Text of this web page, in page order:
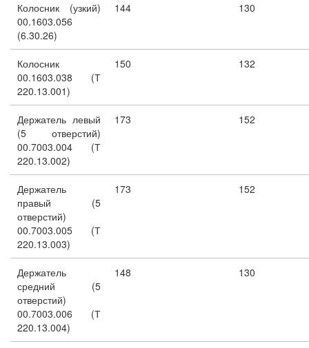
Колосник (узкий)
00.1603.056
(6.30.26)
144 130
Колосник
00.1603.038 (Т
220.13.001)
150 132
Держатель левый
(5 отверстий)
00.7003.004 (Т
220.13.002)
173 152
Держатель
правый (5
отверстий)
00.7003.005 (Т
220.13.003)
173 152
Держатель
средний (5
отверстий)
00.7003.006 (Т
220.13.004)
148 130